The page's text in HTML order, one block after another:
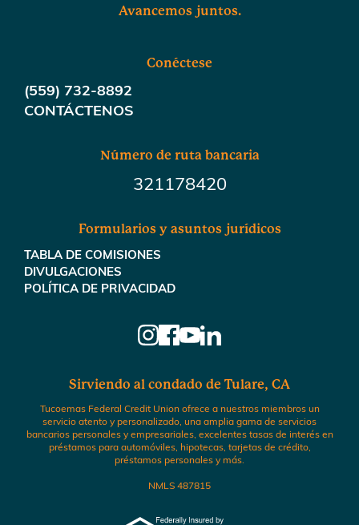
Avancemos juntos.
Conéctese
(559) 732-8892
CONTÁCTENOS
Número de ruta bancaria
321178420
Formularios y asuntos jurídicos
TABLA DE COMISIONES
DIVULGACIONES
POLÍTICA DE PRIVACIDAD
Sirviendo al condado de Tulare, CA
Tucoemas Federal Credit Union ofrece a nuestros miembros un
servicio atento y personalizado, una amplia gama de servicios
bancarios personales y empresariales, excelentes tasas de interés en
préstamos para automóviles, hipotecas, tarjetas de crédito,
préstamos personales y más.
NMLS 487815